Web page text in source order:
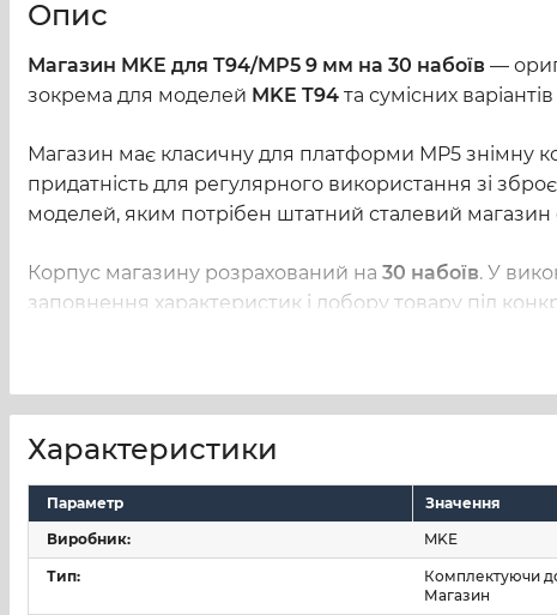
Опис
Магазин MKE для T94/MP5 9 мм на 30 набоїв —
зокрема для моделей MKE T94 та сумісних
Магазин має класичну для платформи MP5 знімну
придатність для регулярного використання зі
моделей, яким потрібен штатний сталевий
Корпус магазину розрахований на 30 набоїв. У
заповнення характеристик і добору товару під
Основний акцент виробу — сталева конструкція,
Основні особливості
виробник —MKE;
сумісність із платформою
Характеристики
Параметр
Значення
Виробник:
MKE
Тип:
Комплектуючи
Магазин